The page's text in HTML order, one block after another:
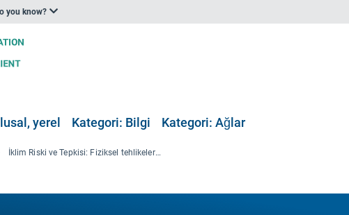
you know?
yerel Kategori: Bilgi Kategori: Ağlar
İklim Riski ve Tepkisi: Fiziksel tehlikeler ve sosyoekonomik etkiler